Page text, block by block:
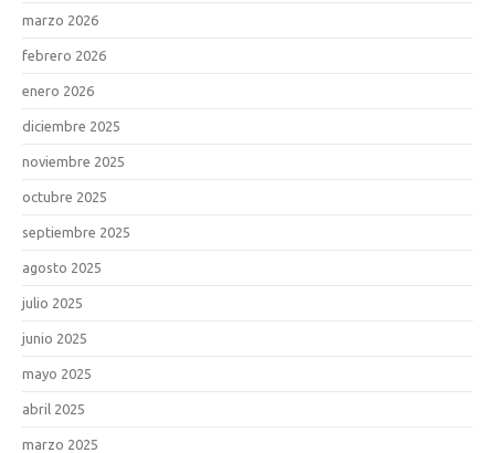
marzo 2026
febrero 2026
enero 2026
diciembre 2025
noviembre 2025
octubre 2025
septiembre 2025
agosto 2025
julio 2025
junio 2025
mayo 2025
abril 2025
marzo 2025